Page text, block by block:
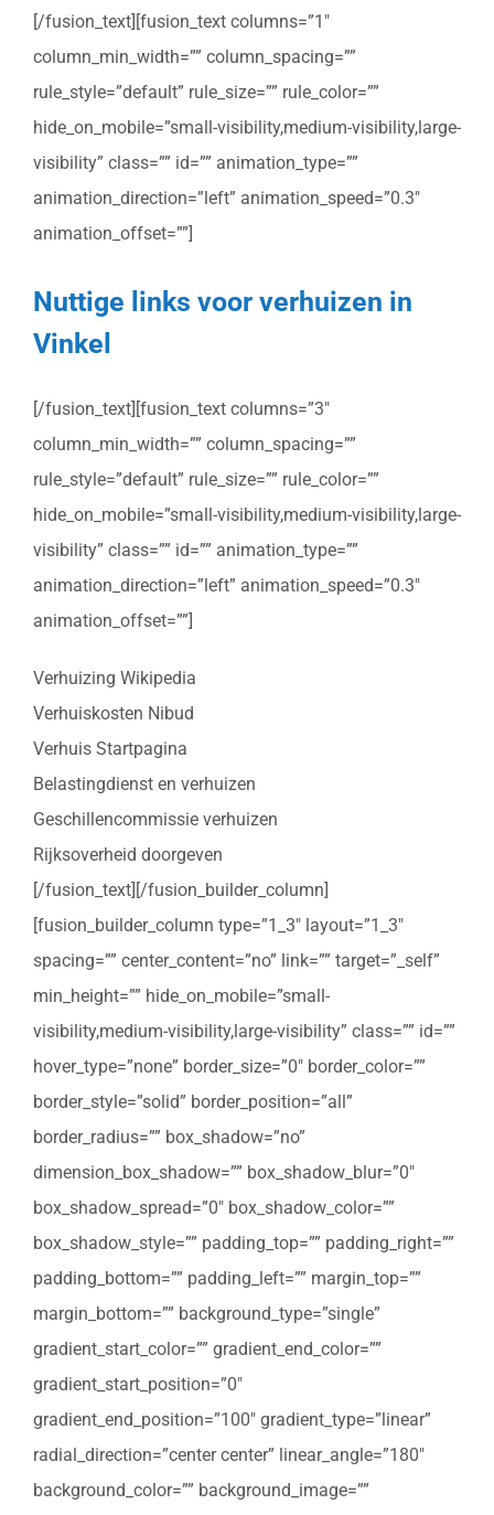
[/fusion_text][fusion_text columns=”1″
column_min_width=”” column_spacing=””
rule_style=”default” rule_size=”” rule_color=””
hide_on_mobile=”small-visibility,medium-visibility,large-
visibility” class=”” id=”” animation_type=””
animation_direction=”left” animation_speed=”0.3″
animation_offset=””]
Nuttige links voor verhuizen in
Vinkel
[/fusion_text][fusion_text columns=”3″
column_min_width=”” column_spacing=””
rule_style=”default” rule_size=”” rule_color=””
hide_on_mobile=”small-visibility,medium-visibility,large-
visibility” class=”” id=”” animation_type=””
animation_direction=”left” animation_speed=”0.3″
animation_offset=””]
Verhuizing Wikipedia
Verhuiskosten Nibud
Verhuis Startpagina
Belastingdienst en verhuizen
Geschillencommissie verhuizen
Rijksoverheid doorgeven
[/fusion_text][/fusion_builder_column]
[fusion_builder_column type=”1_3″ layout=”1_3″
spacing=”” center_content=”no” link=”” target=”_self”
min_height=”” hide_on_mobile=”small-
visibility,medium-visibility,large-visibility” class=”” id=””
hover_type=”none” border_size=”0″ border_color=””
border_style=”solid” border_position=”all”
border_radius=”” box_shadow=”no”
dimension_box_shadow=”” box_shadow_blur=”0″
box_shadow_spread=”0″ box_shadow_color=””
box_shadow_style=”” padding_top=”” padding_right=””
padding_bottom=”” padding_left=”” margin_top=””
margin_bottom=”” background_type=”single”
gradient_start_color=”” gradient_end_color=””
gradient_start_position=”0″
gradient_end_position=”100″ gradient_type=”linear”
radial_direction=”center center” linear_angle=”180″
background_color=”” background_image=””